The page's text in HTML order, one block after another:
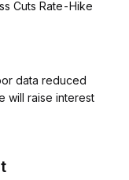
Cuts Rate-Hike
data reduced
will raise interest